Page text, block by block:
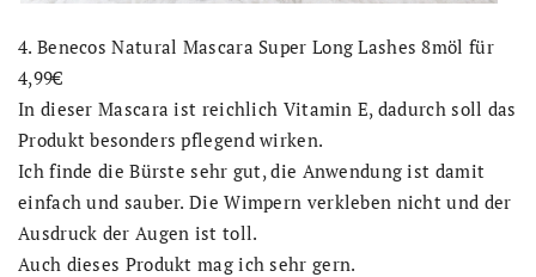
4. Benecos Natural Mascara Super Long Lashes 8möl für
4,99€
In dieser Mascara ist reichlich Vitamin E, dadurch soll das
Produkt besonders pflegend wirken.
Ich finde die Bürste sehr gut, die Anwendung ist damit
einfach und sauber. Die Wimpern verkleben nicht und der
Ausdruck der Augen ist toll.
Auch dieses Produkt mag ich sehr gern.